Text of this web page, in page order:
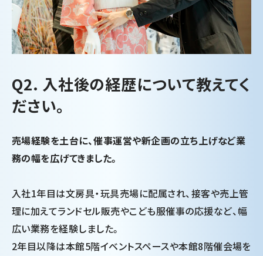
Q2. 入社後の経歴について教えてく
ださい。
売場経験を土台に、催事運営や新企画の立ち上げなど業
務の幅を広げてきました。
入社1年目は文房具・玩具売場に配属され、接客や売上管
理に加えてランドセル販売やこども服催事の応援など、幅
広い業務を経験しました。
2年目以降は本館5階イベントスペースや本館8階催会場を